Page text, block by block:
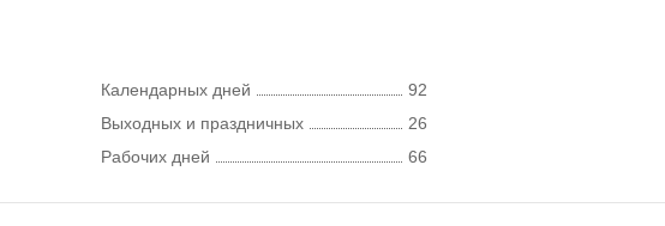
Календарных дней
92
Выходных и праздничных
26
Рабочих дней
66